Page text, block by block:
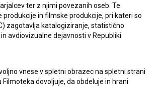
ter z njimi povezanih oseb. Te
in filmske produkcije, pri kateri so
zagotavlja katalogiziranje, statistično
avdiovizualne dejavnosti v Republiki
vnese v spletni obrazec na spletni strani
dovoljuje, da obdeluje in hrani